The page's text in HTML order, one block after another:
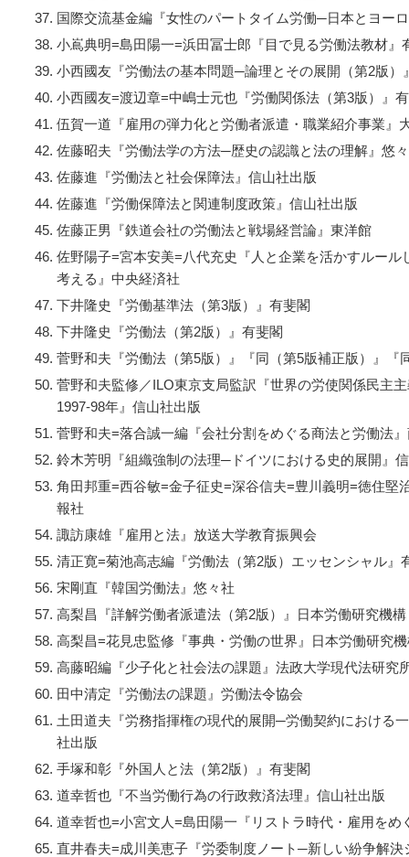
国際交流基金編『女性のパートタイム労働─日本とヨー
小嶌典明=島田陽一=浜田冨士郎『目で見る労働法教材』
小西國友『労働法の基本問題─論理とその展開（第2版）
小西國友=渡辺章=中嶋士元也『労働関係法（第3版）』
伍賀一道『雇用の弾力化と労働者派遣・職業紹介事業』
佐藤昭夫『労働法学の方法─歴史の認識と法の理解』悠
佐藤進『労働法と社会保障法』信山社出版
佐藤進『労働保障法と関連制度政策』信山社出版
佐藤正男『鉄道会社の労働法と戦場経営論』東洋館
佐野陽子=宮本安美=八代充史『人と企業を活かすルー
考える』中央経済社
下井隆史『労働基準法（第3版）』有斐閣
下井隆史『労働法（第2版）』有斐閣
菅野和夫『労働法（第5版）』『同（第5版補正版）』『
菅野和夫監修／ILO東京支局監訳『世界の労使関係民主
1997-98年』信山社出版
菅野和夫=落合誠一編『会社分割をめぐる商法と労働法
鈴木芳明『組織強制の法理─ドイツにおける史的展開』
角田邦重=西谷敏=金子征史=深谷信夫=豊川義明=徳住堅
報社
諏訪康雄『雇用と法』放送大学教育振興会
清正寛=菊池高志編『労働法（第2版）エッセンシャル』
宋剛直『韓国労働法』悠々社
高梨昌『詳解労働者派遣法（第2版）』日本労働研究機構
高梨昌=花見忠監修『事典・労働の世界』日本労働研究
高藤昭編『少子化と社会法の課題』法政大学現代法研究
田中清定『労働法の課題』労働法令協会
土田道夫『労務指揮権の現代的展開─労働契約における
社出版
手塚和彰『外国人と法（第2版）』有斐閣
道幸哲也『不当労働行為の行政救済法理』信山社出版
道幸哲也=小宮文人=島田陽一『リストラ時代・雇用をめ
直井春夫=成川美恵子『労委制度ノート─新しい紛争解